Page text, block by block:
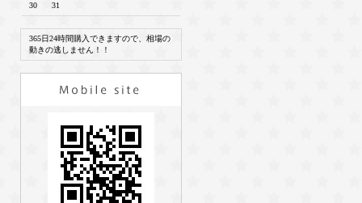
30 31
365日24時間購入できますので、相場の
動きの逃しません！！